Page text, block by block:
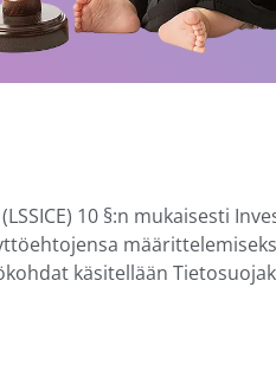
10 §:n mukaisesti
käsitellään